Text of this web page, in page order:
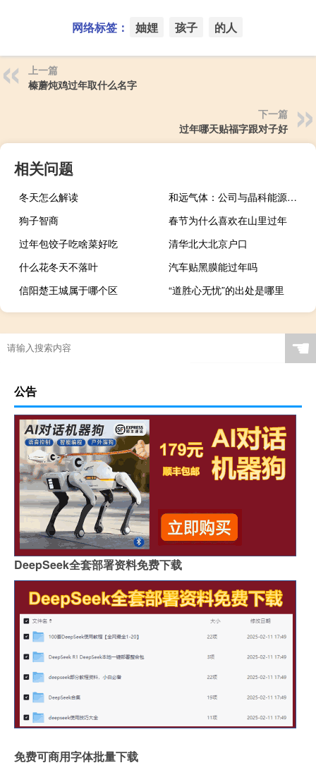
网络标签： 妯娌 孩子 的人
上一篇
榛蘑炖鸡过年取什么名字
下一篇
过年哪天贴福字跟对子好
相关问题
冬天怎么解读
和远气体：公司与晶科能源（上饶）有限公司签订战略合作协议公告
狗子智商
春节为什么喜欢在山里过年
过年包饺子吃啥菜好吃
清华北大北京户口
什么花冬天不落叶
汽车贴黑膜能过年吗
信阳楚王城属于哪个区
“道胜心无忧”的出处是哪里
☚
公告
DeepSeek全套部署资料免费下载
免费可商用字体批量下载